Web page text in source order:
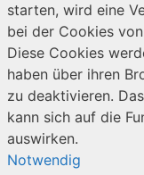
starten, wird eine
bei der Cookies
Diese Cookies
haben über ihren
zu deaktivieren.
kann sich auf die
auswirken.
Notwendig